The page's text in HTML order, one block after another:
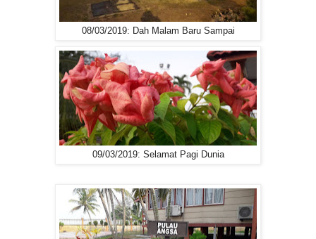
08/03/2019: Dah Malam Baru Sampai
09/03/2019: Selamat Pagi Dunia